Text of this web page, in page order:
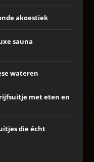
akoestiek
sauna
wateren
met eten en
die écht